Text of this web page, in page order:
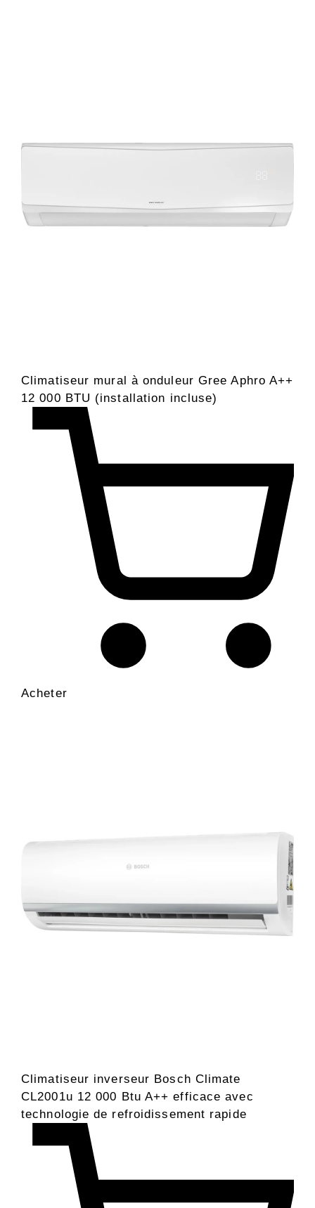
Climatiseur mural à onduleur Gree Aphro A++
12 000 BTU (installation incluse)
Acheter
Climatiseur inverseur Bosch Climate
CL2001u 12 000 Btu A++ efficace avec
technologie de refroidissement rapide